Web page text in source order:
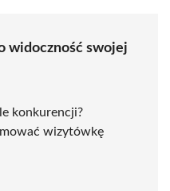
widoczność swojej
konkurencji?
wizytówkę